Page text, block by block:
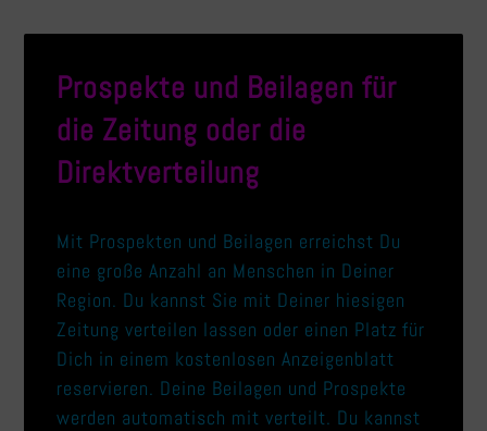
Prospekte und Beilagen für
die Zeitung oder die
Direktverteilung
Mit Prospekten und Beilagen erreichst Du
eine große Anzahl an Menschen in Deiner
Region. Du kannst Sie mit Deiner hiesigen
Zeitung verteilen lassen oder einen Platz für
Dich in einem kostenlosen Anzeigenblatt
reservieren. Deine Beilagen und Prospekte
werden automatisch mit verteilt. Du kannst